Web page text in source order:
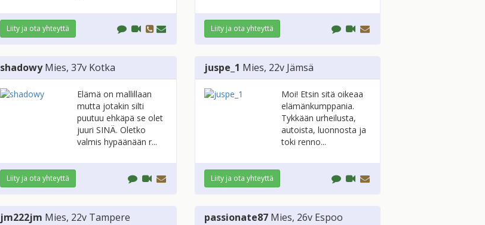
Liity ja ota yhteyttä Liity ja ota yhteyttä
shadowy Mies, 37v Kotka
Elämä on mallillaan
mutta jotakin silti
puutuu ehkäpä se olet
juuri SINÄ. Oletko
valmis hypäänään r...
Liity ja ota yhteyttä
juspe_1 Mies, 22v Jämsä
Moi! Etsin sitä oikeaa
elämänkumppania.
Tykkään urheilusta,
autoista, luonnosta ja
toki renno...
Liity ja ota yhteyttä
jm222jm Mies, 22v Tampere passionate87 Mies, 26v Espoo